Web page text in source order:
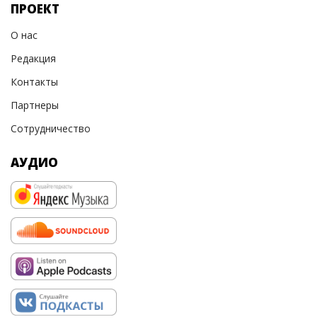
ПРОЕКТ
О нас
Редакция
Контакты
Партнеры
Сотрудничество
АУДИО